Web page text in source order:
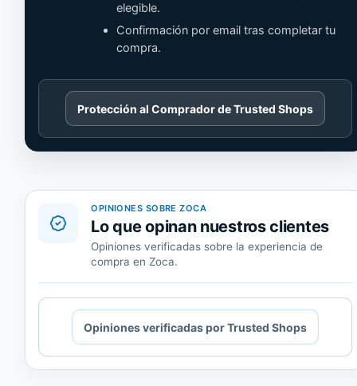
elegible.
Confirmación por email tras completar tu
compra.
Cargando
contenido
de
Protección al Comprador de Trusted Shops
OPINIONES SOBRE ZOCA
Lo que opinan nuestros clientes
Opiniones verificadas sobre la experiencia de
compra en Zoca.
Cargando
contenido
de
Opiniones verificadas por Trusted Shops